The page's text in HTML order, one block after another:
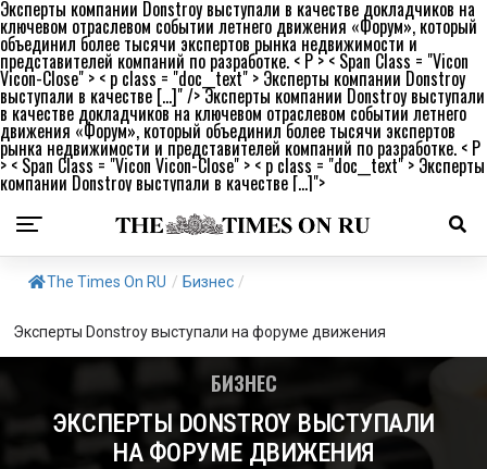
Эксперты компании Donstroy выступали в качестве докладчиков на
ключевом отраслевом событии летнего движения «Форум», который
объединил более тысячи экспертов рынка недвижимости и
представителей компаний по разработке. < P > < Span Class = "Vicon
Vicon-Close" > < p class = "doc__text" > Эксперты компании Donstroy
выступали в качестве […]" />Эксперты компании Donstroy выступали
в качестве докладчиков на ключевом отраслевом событии летнего
движения «Форум», который объединил более тысячи экспертов
рынка недвижимости и представителей компаний по разработке. < P
> < Span Class = "Vicon Vicon-Close" > < p class = "doc__text" > Эксперты
компании Donstroy выступали в качестве […]">
The Times On RU / Бизнес /
Эксперты Donstroy выступали на форуме движения
БИЗНЕС
ЭКСПЕРТЫ DONSTROY ВЫСТУПАЛИ
НА ФОРУМЕ ДВИЖЕНИЯ